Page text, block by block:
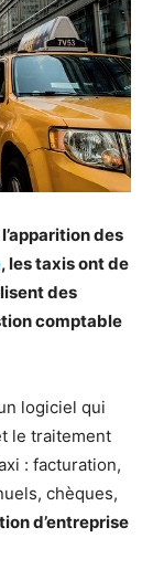
des
, les taxis ont de
des
comptable
logiciel qui
le traitement
: facturation,
chèques,
d’entreprise